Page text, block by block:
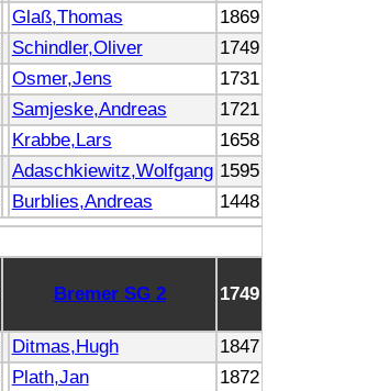
Glaß,Thomas
1869
Schindler,Oliver
1749
Osmer,Jens
1731
Samjeske,Andreas
1721
Krabbe,Lars
1658
Adaschkiewitz,Wolfgang 1595
Burblies,Andreas 1448
Bremer SG 2 1749
Ditmas,Hugh
1847
Plath,Jan
1872